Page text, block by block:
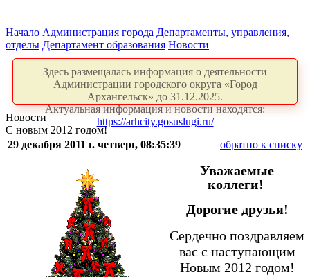
Начало Администрация города Департаменты, управления,
отделы Департамент образования Новости
Здесь размещалась информация о деятельности
Администрации городского округа «Город
Архангельск» до 31.12.2025.
Актуальная информация и новости находятся:
https://arhcity.gosuslugi.ru/
Новости
С новым 2012 годом!
29 декабря 2011 г. четверг, 08:35:39
обратно к списку
Уважаемые
коллеги!
Дорогие друзья!
Сердечно поздравляем
вас с наступающим
Новым 2012 годом!